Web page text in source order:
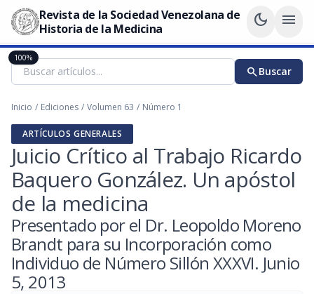
Revista de la Sociedad Venezolana de
Historia de la Medicina
dark_mode menu
searchBuscar
Inicio / Ediciones / Volumen 63 / Número 1
ARTÍCULOS GENERALES
Juicio Crítico al Trabajo Ricardo
Baquero González. Un apóstol
de la medicina
Presentado por el Dr. Leopoldo Moreno
Brandt para su Incorporación como
Individuo de Número Sillón XXXVI. Junio
5, 2013
100%